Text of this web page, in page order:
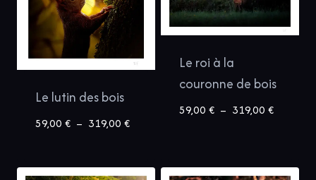
Le lutin des bois
59,00 € – 319,00 €Plage
Le roi à la
couronne de bois
59,00 € – 319,00 €Plage
59,00 €